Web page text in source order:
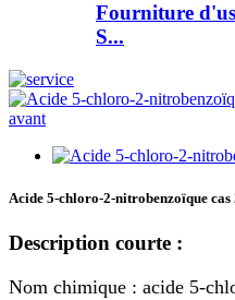
Fourniture
S...
Acide 5-chloro-2-nitrobenzoïque cas
Description courte :
Nom chimique : acide 5-